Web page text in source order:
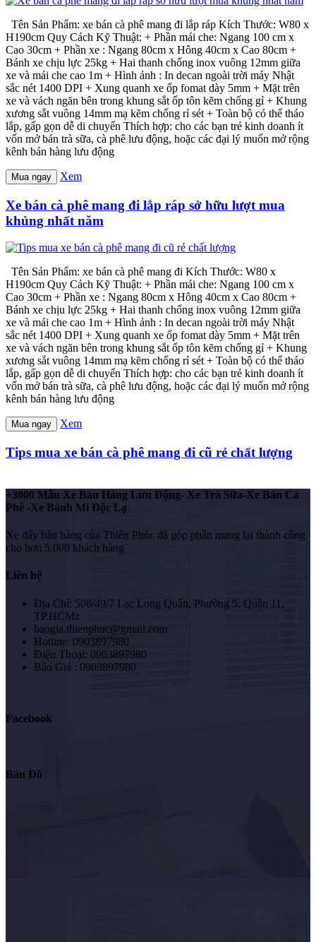
Tên Sản Phẩm: xe bán cà phê mang đi lắp ráp Kích Thước: W80 x
H190cm Quy Cách Kỹ Thuật: + Phần mái che: Ngang 100 cm x
Cao 30cm + Phần xe : Ngang 80cm x Hông 40cm x Cao 80cm +
Bánh xe chịu lực 25kg + Hai thanh chống inox vuông 12mm giữa
xe và mái che cao 1m + Hình ảnh : In decan ngoài trời máy Nhật
sắc nét 1400 DPI + Xung quanh xe ốp fomat dày 5mm + Mặt trên
xe và vách ngăn bên trong khung sắt ốp tôn kẽm chống gỉ + Khung
xương sắt vuông 14mm mạ kẽm chống rỉ sét + Toàn bộ có thể tháo
lắp, gấp gọn dễ di chuyển Thích hợp: cho các bạn trẻ kinh doanh ít
vốn mở bán trà sữa, cà phê lưu động, hoặc các đại lý muốn mở rộng
kênh bán hàng lưu động
Mua ngay Xem
Xe bán cà phê mang đi lắp ráp sở hữu lượt mua
khủng nhất năm
Tên Sản Phẩm: xe bán cà phê mang đi Kích Thước: W80 x
H190cm Quy Cách Kỹ Thuật: + Phần mái che: Ngang 100 cm x
Cao 30cm + Phần xe : Ngang 80cm x Hông 40cm x Cao 80cm +
Bánh xe chịu lực 25kg + Hai thanh chống inox vuông 12mm giữa
xe và mái che cao 1m + Hình ảnh : In decan ngoài trời máy Nhật
sắc nét 1400 DPI + Xung quanh xe ốp fomat dày 5mm + Mặt trên
xe và vách ngăn bên trong khung sắt ốp tôn kẽm chống gỉ + Khung
xương sắt vuông 14mm mạ kẽm chống rỉ sét + Toàn bộ có thể tháo
lắp, gấp gọn dễ di chuyển Thích hợp: cho các bạn trẻ kinh doanh ít
vốn mở bán trà sữa, cà phê lưu động, hoặc các đại lý muốn mở rộng
kênh bán hàng lưu động
Mua ngay Xem
Tips mua xe bán cà phê mang đi cũ rẻ chất lượng
+3000 Mẫu Xe Bán Hàng Lưu Động- Xe Trà Sữa-Xe Bán Cà
Phê -Xe Bánh Mì Độc Lạ
Xe đẩy bán hàng của Thiên Phúc đã góp phần mang lại thành công
cho hơn 5.000 khách hàng
Liên hệ
Địa Chỉ: 506/49/7 Lạc Long Quân, Phường 5, Quận 11,
TP.HCMz
baogia.thienphuc@gmail.com
Hotline: 0903897980
Điện Thoại: 0903897980
Báo Giá : 0903897980
Facebook
Bản Đồ